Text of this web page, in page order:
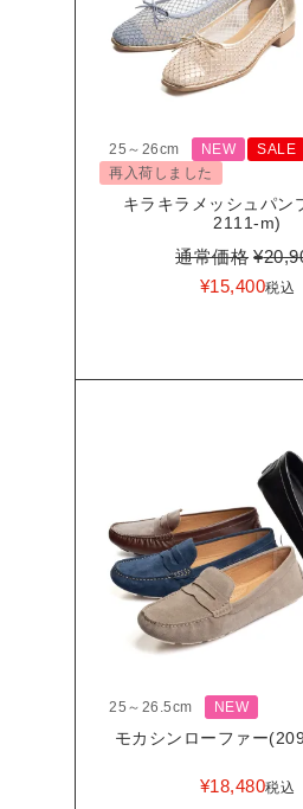
25～26cm NEW
SALE
再入荷しました
キラキラメッシュパン
2111-m)
通常価格 ¥
¥15,400税込
25～26.5cm NEW
モカシンローファー
¥18,480税込